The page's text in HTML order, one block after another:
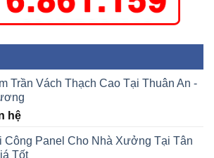
Trần Vách Thạch Cao Tại Thuân An -
hệ
Công Panel Cho Nhà Xưởng Tại Tân
Tốt